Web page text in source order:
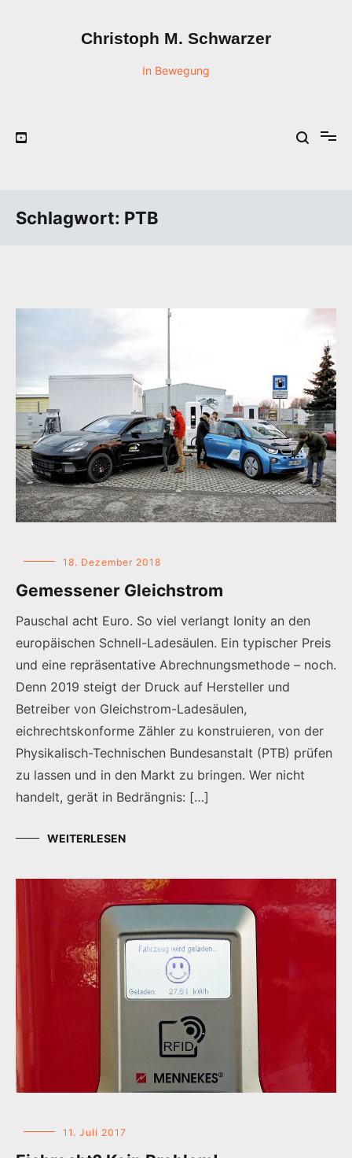
Christoph M. Schwarzer
In Bewegung
Schlagwort: PTB
18. Dezember 2018
Gemessener Gleichstrom
Pauschal acht Euro. So viel verlangt Ionity an den
europäischen Schnell-Ladesäulen. Ein typischer Preis
und eine repräsentative Abrechnungsmethode – noch.
Denn 2019 steigt der Druck auf Hersteller und
Betreiber von Gleichstrom-Ladesäulen,
eichrechtskonforme Zähler zu konstruieren, von der
Physikalisch-Technischen Bundesanstalt (PTB) prüfen
zu lassen und in den Markt zu bringen. Wer nicht
handelt, gerät in Bedrängnis: […]
WEITERLESEN
11. Juli 2017